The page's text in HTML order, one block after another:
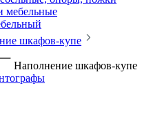
мебельные
шкафов-купе
Наполнение шкафов-купе